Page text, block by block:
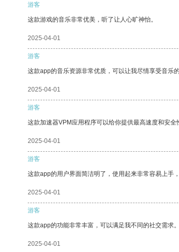
游客
这款游戏的音乐非常优美，听了让人心旷神怡。
2025-04-01
游客
这款app的音乐资源非常优质，可以让我尽情享受音乐的
2025-04-01
游客
这款加速器VPM应用程序可以给你提供最高速度和安全
2025-04-01
游客
这款app的用户界面简洁明了，使用起来非常容易上手
2025-04-01
游客
这款app的功能非常丰富，可以满足我不同的社交需求。
2025-04-01